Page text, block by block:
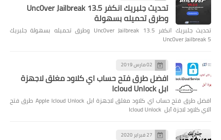
تحديث جلبريك انكفر Unc0ver Jailbreak 13.5
وطرق تحميله بسهولة
تحديث جلبريك انكفر Unc0ver Jailbreak 13.5 وطرق تحميله بسهولة جلبريك
Unc0ver Jailbreak 5
02 مارس 2019
افضل طرق فتح حساب اي كلاود مغلق لاجهزة
ابل Icloud Unlock
افضل طرق فتح حساب اي كلاود مغلق لاجهزة ابل Apple Icloud Unlock طرق فتح
الاي كلاود لاجزة آبل Icloud Unlock
27 فبراير 2020